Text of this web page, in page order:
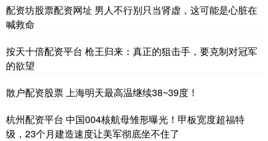
配资坊股票配资网址 男人不行别只当肾虚，这可能是心脏在
喊救命
按天十倍配资平台 枪王归来：真正的狙击手，要克制对冠军
的欲望
散户配资股票 上海明天最高温继续38~39度！
杭州配资平台 中国004核航母雏形曝光！甲板宽度超福特
级，23个月建造速度让美军彻底坐不住了